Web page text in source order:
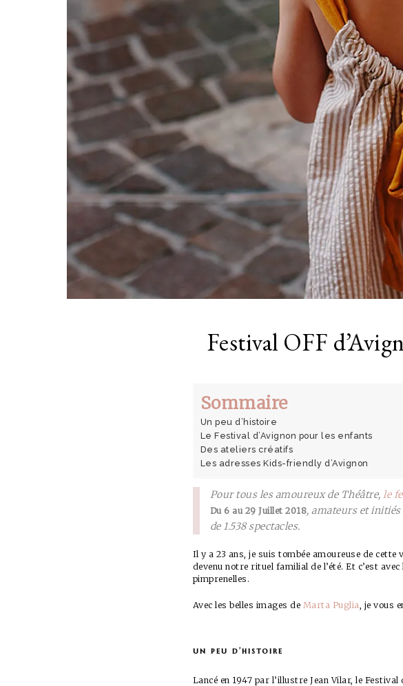
Festival OFF
Sommaire
Un peu d’histoire
Le Festival d’Avignon pour les enfants
Des ateliers créatifs
Les adresses Kids-friendly d’Avignon
Pour tous les amoureux de Théâtre, le
Du 6 au 29 Juillet 2018, amateurs et
de 1.538 spectacles.
Il y a 23 ans, je suis tombée amoureuse de cette
devenu notre rituel familial de l’été. Et c’est
pimprenelles.
Avec les belles images de Marta Puglia , je vous
un peu d’histoire
Lancé en 1947 par l’illustre Jean Vilar, le